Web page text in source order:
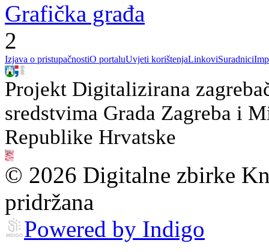
Grafička građa
2
Izjava o pristupačnostiO portaluUvjeti korištenjaLinkoviSuradnici
Projekt Digitalizirana
sredstvima Grada Zagreba i
Republike Hrvatske
© 2026 Digitalne zbirke
pridržana
Powered by Indigo